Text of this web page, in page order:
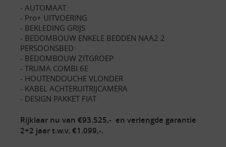
- AUTOMAAT
- Pro+ UITVOERING
- BEKLEDING GRIJS
- BEDOMBOUW ENKELE BEDDEN NAA2 2
PERSOONSBED
- BEDOMBOUW ZITGROEP
- TRUMA COMBI 6E
- HOUTENDOUCHE VLONDER
- KABEL ACHTERUITRIJCAMERA
- DESIGN PAKKET FIAT
Rijklaar nu van €93.525,- en verlengde garantie
2+2 jaar t.w.v. €1.099,-.